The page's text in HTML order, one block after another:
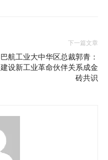
下一篇文章
巴航工业大中华区总裁郭青：
建设新工业革命伙伴关系成金
砖共识